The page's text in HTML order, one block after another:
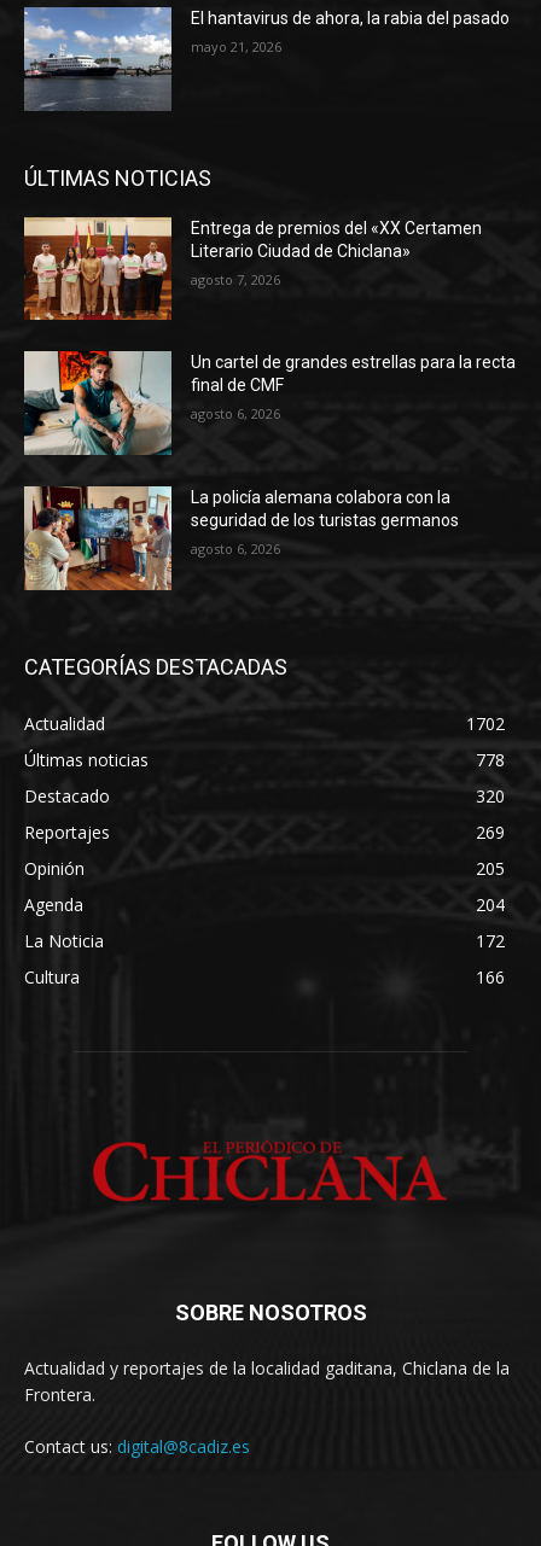
El hantavirus de ahora, la rabia del pasado
mayo 21, 2026
ÚLTIMAS NOTICIAS
Entrega de premios del «XX Certamen
Literario Ciudad de Chiclana»
agosto 7, 2026
Un cartel de grandes estrellas para la recta
final de CMF
agosto 6, 2026
La policía alemana colabora con la
seguridad de los turistas germanos
agosto 6, 2026
CATEGORÍAS DESTACADAS
Actualidad
1702
Últimas noticias
778
Destacado
320
Reportajes
269
Opinión
205
Agenda
204
La Noticia
172
Cultura
166
SOBRE NOSOTROS
Actualidad y reportajes de la localidad gaditana, Chiclana de la
Frontera.
Contact us: digital@8cadiz.es